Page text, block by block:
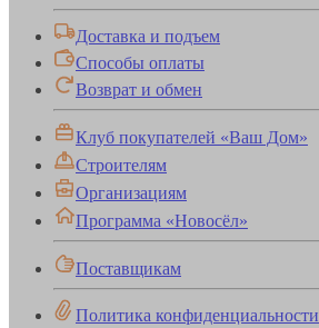
Доставка и подъем
Способы оплаты
Возврат и обмен
Клуб покупателей «Ваш Дом»
Строителям
Организациям
Программа «Новосёл»
Поставщикам
Политика конфиденциальности